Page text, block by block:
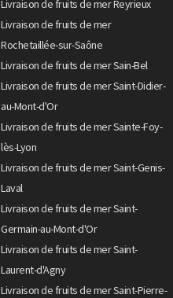
Livraison de fruits de mer Reyrieux
Livraison de fruits de mer
Rochetaillée-sur-Saône
Livraison de fruits de mer Sain-Bel
Livraison de fruits de mer Saint-Didier-
au-Mont-d'Or
Livraison de fruits de mer Sainte-Foy-
lès-Lyon
Livraison de fruits de mer Saint-Genis-
Laval
Livraison de fruits de mer Saint-
Germain-au-Mont-d'Or
Livraison de fruits de mer Saint-
Laurent-d'Agny
Livraison de fruits de mer Saint-Pierre-